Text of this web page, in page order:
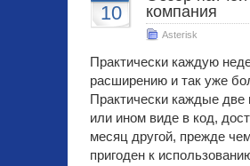
10
компания
Asterisk
Практически каждую
расширению и так уже
Практически каждые
или ином виде в код,
месяц другой, прежде
пригоден к